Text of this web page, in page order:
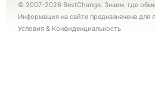
© 2007-2026 BestChange. Знаем, где
Информация на сайте предназначена для
Условия & Конфиденциальность